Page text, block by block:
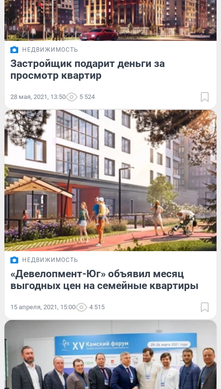
НЕДВИЖИМОСТЬ
Застройщик подарит деньги за
просмотр квартир
28 мая, 2021, 13:50 5 524
НЕДВИЖИМОСТЬ
«Девелопмент-Юг» объявил месяц
выгодных цен на семейные квартиры
15 апреля, 2021, 15:00 4 515